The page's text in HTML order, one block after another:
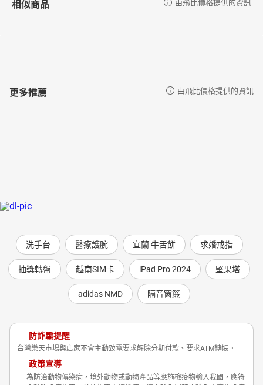
相似商品 由飛比價格提供的資訊
更多推薦 由飛比價格提供的資訊
洗手台 醫療護腕 宜蘭 牛舌餅 求婚戒指
抽獎轉盤 越南SIM卡 iPad Pro 2024 堅果塔
adidas NMD 隔音窗簾
防詐騙提醒
台灣樂天市場與店家不會主動致電要求解除分期付款、要求ATM轉帳。
政策宣導
為防治動物傳染病，境外動物或動物產品等應施檢疫物輸入我國，應符